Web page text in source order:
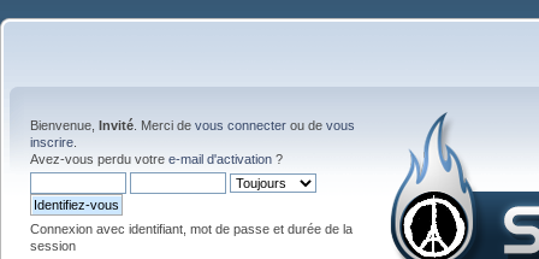
Bienvenue, Invité . Merci de vous connecter ou de vous
inscrire
Avez-vous perdu votre e-mail d'activation ?
Connexion avec identifiant, mot de passe et durée de la
session